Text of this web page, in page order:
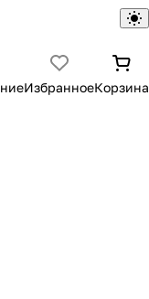
ИзбранноеКорзина